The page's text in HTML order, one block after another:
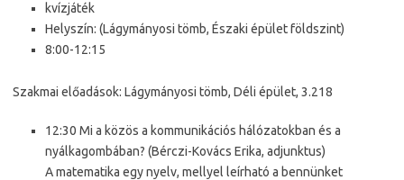
kvízjáték
Helyszín: (Lágymányosi tömb, Északi épület földszint)
8:00-12:15
Szakmai előadások: Lágymányosi tömb, Déli épület, 3.218
12:30 Mi a közös a kommunikációs hálózatokban és a
nyálkagombában? (Bérczi-Kovács Erika, adjunktus)
A matematika egy nyelv, mellyel leírható a bennünket